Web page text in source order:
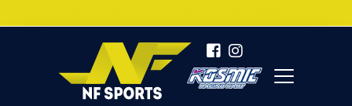
NF